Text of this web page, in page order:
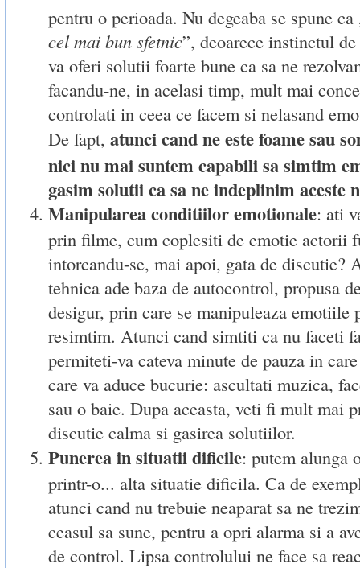
pentru o perioada. Nu degeaba se spune ca
cel mai bun sfetnic”, deoarece instinctul
va oferi solutii foarte bune ca sa ne
facandu-ne, in acelasi timp, mult mai
controlati in ceea ce facem si nelasand
De fapt, atunci cand ne este foame sau
nici nu mai suntem capabili sa simtim
gasim solutii ca sa ne indeplinim aceste
Manipularea conditiilor emotionale: ati
prin filme, cum coplesiti de emotie actorii
intorcandu-se, mai apoi, gata de discutie?
tehnica ade baza de autocontrol, propusa
desigur, prin care se manipuleaza emotiile
resimtim. Atunci cand simtiti ca nu faceti
permiteti-va cateva minute de pauza in
care va aduce bucurie: ascultati muzica,
sau o baie. Dupa aceasta, veti fi mult mai
discutie calma si gasirea solutiilor.
Punerea in situatii dificile: putem alunga
printr-o... alta situatie dificila. Ca de
atunci cand nu trebuie neaparat sa ne
ceasul sa sune, pentru a opri alarma si a
de control. Lipsa controlului ne face sa